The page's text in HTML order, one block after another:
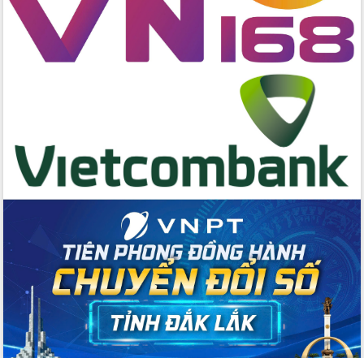
không gian tri thức trong thời đại số
Đánh giá, rút kinh nghiệm công tác tổ
chức diễn tập trước ngày bầu cử
Chương trình “Gặp gỡ hữu nghị –
Đắk Lắk sẵn sàng các điều kiện cho
Ngày hội bầu cử đại biểu Quốc hội
khóa XVI và HĐND các cấp nhiệm kỳ
2026-2031
Đảm bảo cuộc bầu cử đại biểu Quốc
hội và đại biểu HĐND các cấp diễn ra
an toàn, hiệu quả, đúng quy định
Thủ tướng Chính phủ Phạm Minh Chính
kiểm tra, chỉ đạo hoàn thành các dự
án cao tốc và thăm khu tái định cư tại
Đắk Lắk
Sôi nổi Hội đua ngựa truyền thống Gò